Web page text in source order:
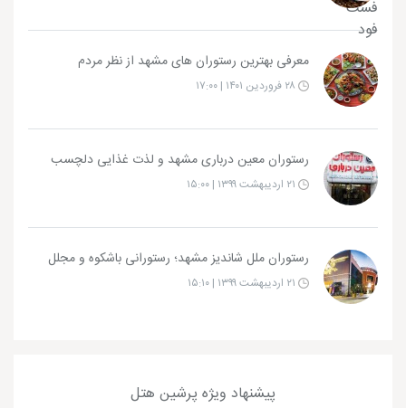
معرفی بهترین رستوران های مشهد از نظر مردم
رستوران معین درباری مشهد و لذت غذایی دلچسب
رستوران ملل شاندیز مشهد؛ رستورانی باشکوه و مجلل
پیشنهاد ویژه پرشین هتل